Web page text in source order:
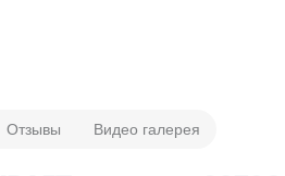
Отзывы Видео галерея